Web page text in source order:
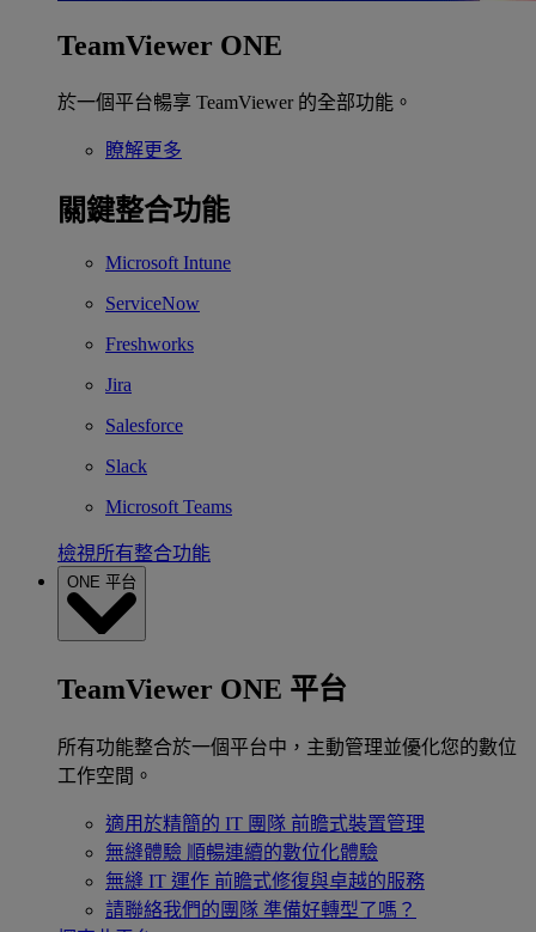
TeamViewer ONE
於一個平台暢享 TeamViewer 的全部功能。
瞭解更多
關鍵整合功能
Microsoft Intune
ServiceNow
Freshworks
Jira
Salesforce
Slack
Microsoft Teams
檢視所有整合功能
ONE 平台
TeamViewer ONE 平台
所有功能整合於一個平台中，主動管理並優化您的數位
工作空間。
適用於精簡的 IT 團隊 前瞻式裝置管理
無縫體驗 順暢連續的數位化體驗
無縫 IT 運作 前瞻式修復與卓越的服務
請聯絡我們的團隊 準備好轉型了嗎？